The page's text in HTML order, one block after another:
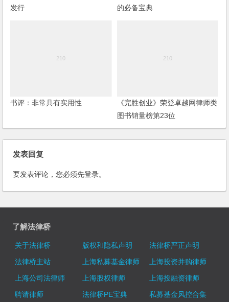
发行
的必备宝典
书评：非常具有实用性
《完胜创业》荣登卓越网律师类
图书销量榜第23位
发表回复
要发表评论，您必须先登录。
了解法律桥
关于法律桥 版权和隐私声明
法律桥严正声明
法律桥主站
上海私募基金律师
上海投资并购律师
上海公司法律师
上海股权律师
上海投融资律师
聘请律师
法律桥PE宝典
私募基金风控合集